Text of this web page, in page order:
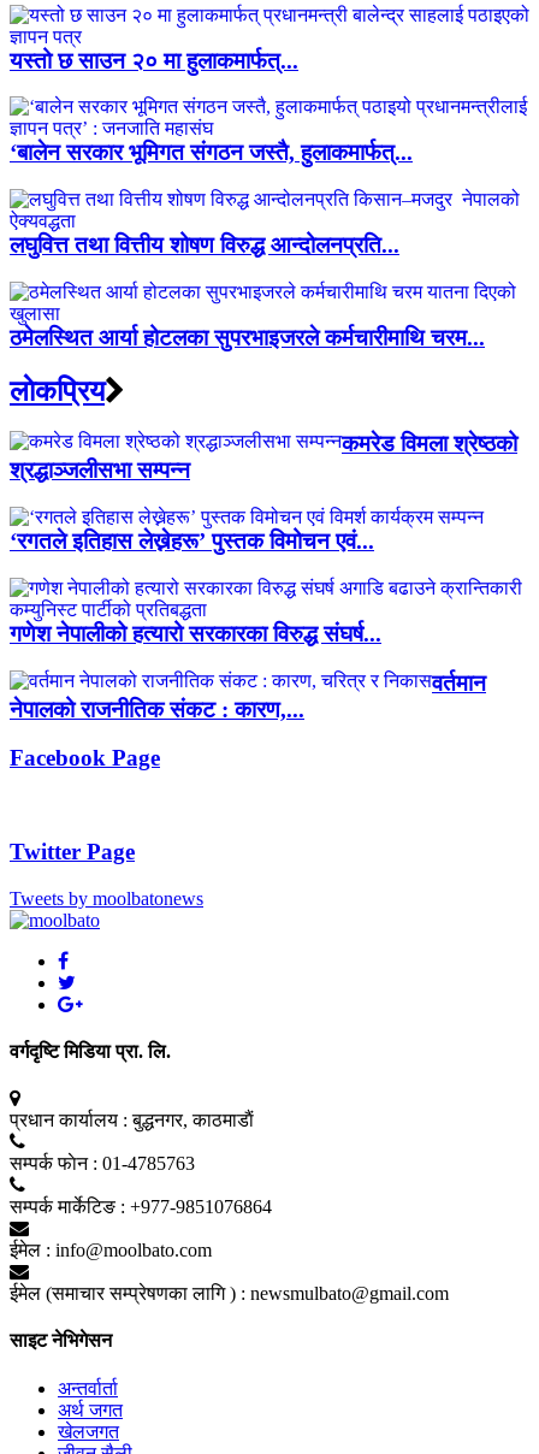
यस्तो छ साउन २० मा हुलाकमार्फत्...
‘बालेन सरकार भूमिगत संगठन जस्तै, हुलाकमार्फत्...
लघुवित्त तथा वित्तीय शोषण विरुद्ध आन्दोलनप्रति...
ठमेलस्थित आर्या होटलका सुपरभाइजरले कर्मचारीमाथि चरम...
लाेकप्रिय
कमरेड विमला श्रेष्ठको
श्रद्धाञ्जलीसभा सम्पन्न
‘रगतले इतिहास लेख्नेहरू’ पुस्तक विमोचन एवं...
गणेश नेपालीको हत्यारो सरकारका विरुद्ध संघर्ष...
वर्तमान
नेपालको राजनीतिक संकट : कारण,...
Facebook Page
Twitter Page
Tweets by moolbatonews
वर्गदृष्टि मिडिया प्रा. लि.
प्रधान कार्यालय : बुद्धनगर, काठमाडाैं
सम्पर्क फाेन : 01-4785763
सम्पर्क मार्केटिङ : +977-9851076864
ईमेल : info@moolbato.com
ईमेल (समाचार सम्प्रेषणका लागि ) : newsmulbato@gmail.com
साइट नेभिगेसन
अन्तर्वार्ता
अर्थ जगत
खेलजगत